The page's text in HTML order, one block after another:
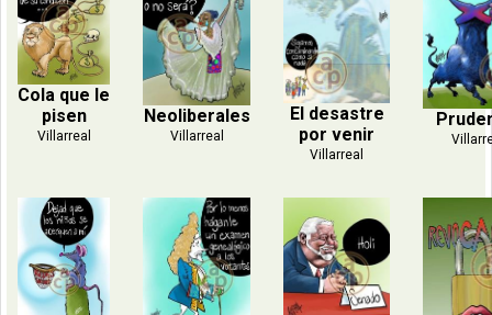
Cola que le
pisen
Villarreal
Neoliberales
Villarreal
El desastre
por venir
Villarreal